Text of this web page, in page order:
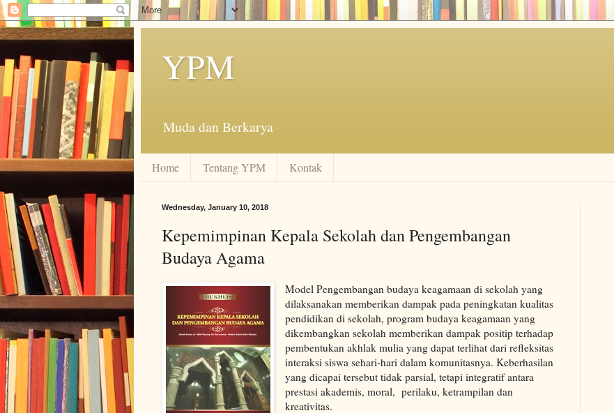
YPM
Muda dan Berkarya
Home Tentang YPM Kontak
Wednesday, January 10, 2018
Kepemimpinan Kepala Sekolah dan Pengembangan
Budaya Agama
Model Pengembangan budaya keagamaan di sekolah yang
dilaksanakan memberikan dampak pada peningkatan kualitas
pendidikan di sekolah, program budaya keagamaan yang
dikembangkan sekolah memberikan dampak positip terhadap
pembentukan akhlak mulia yang dapat terlihat dari refleksitas
interaksi siswa sehari-hari dalam komunitasnya. Keberhasilan
yang dicapai tersebut tidak parsial, tetapi integratif antara
prestasi akademis, moral, perilaku, ketrampilan dan
kreativitas.